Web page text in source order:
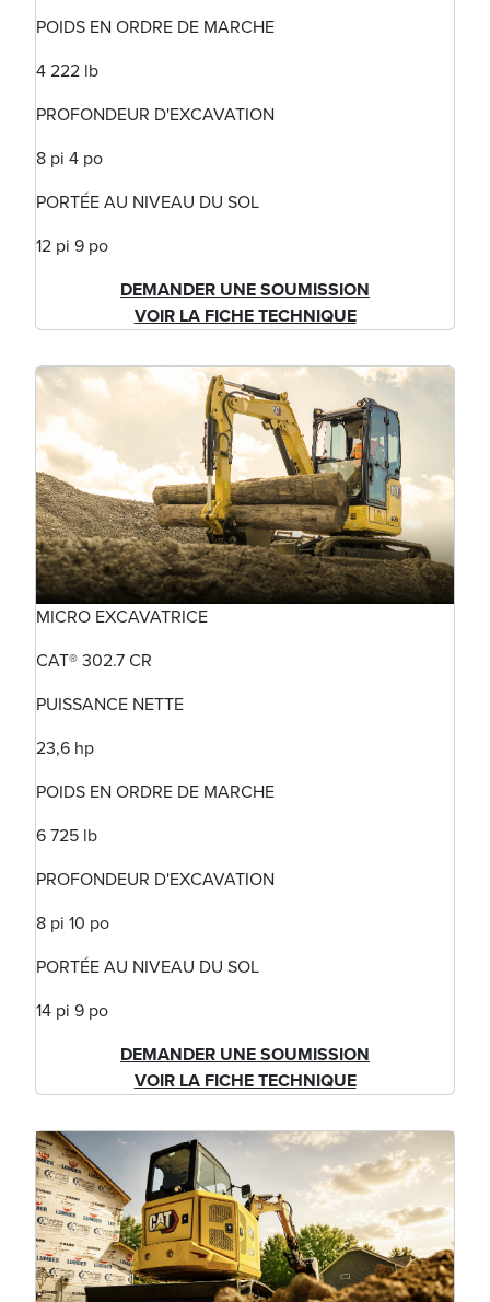
POIDS EN ORDRE DE MARCHE
4 222 lb
PROFONDEUR D'EXCAVATION
8 pi 4 po
PORTÉE AU NIVEAU DU SOL
12 pi 9 po
DEMANDER UNE SOUMISSION
VOIR LA FICHE TECHNIQUE
MICRO EXCAVATRICE
CAT® 302.7 CR
PUISSANCE NETTE
23,6 hp
POIDS EN ORDRE DE MARCHE
6 725 lb
PROFONDEUR D'EXCAVATION
8 pi 10 po
PORTÉE AU NIVEAU DU SOL
14 pi 9 po
DEMANDER UNE SOUMISSION
VOIR LA FICHE TECHNIQUE